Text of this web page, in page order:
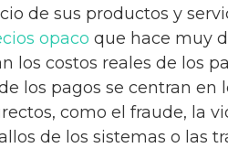
de sus productos y
opaco que hace muy
costos reales de los
los pagos se centran en
como el fraude, la
de los sistemas o las